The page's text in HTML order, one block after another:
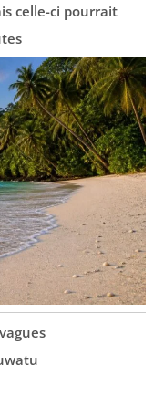
celle-ci pourrait